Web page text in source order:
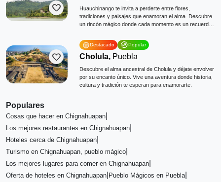
favorite
Huauchinango te invita a perderte entre flores,
tradiciones y paisajes que enamoran el alma. Descubre
un rincón mágico donde cada momento es un recuerdo
favorite
Destacado whatshotPopular
Cholula, Puebla
Descubre el alma ancestral de Cholula y déjate envolver
por su encanto único. Vive una aventura donde historia,
cultura y tradición te esperan para enamorarte.
Populares
Cosas que hacer en Chignahuapan
Los mejores restaurantes en Chignahuapan
Hoteles cerca de Chignahuapan
Turismo en Chignahuapan, pueblo mágico
Los mejores lugares para comer en Chignahuapan
Oferta de hoteles en Chignahuapan Pueblo Mágicos en Puebla